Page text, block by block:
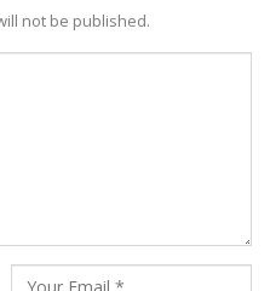
not be published.